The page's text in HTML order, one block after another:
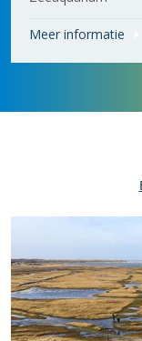
Meer informatie